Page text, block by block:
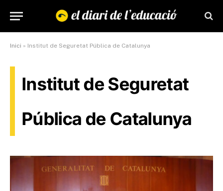
Inici » Institut de Seguretat Pública de Catalunya
Institut de Seguretat
Pública de Catalunya